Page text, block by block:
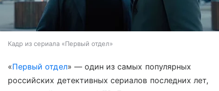
Кадр из сериала «Первый отдел»
«Первый отдел» — один из самых популярных
российских детективных сериалов последних лет,